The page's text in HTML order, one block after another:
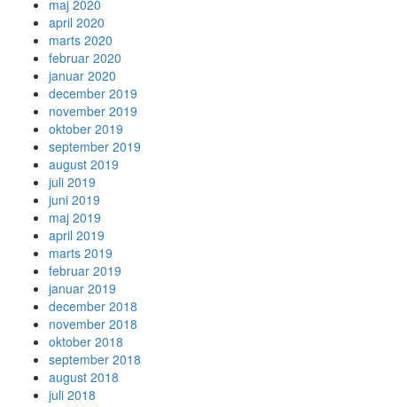
maj 2020
april 2020
marts 2020
februar 2020
januar 2020
december 2019
november 2019
oktober 2019
september 2019
august 2019
juli 2019
juni 2019
maj 2019
april 2019
marts 2019
februar 2019
januar 2019
december 2018
november 2018
oktober 2018
september 2018
august 2018
juli 2018